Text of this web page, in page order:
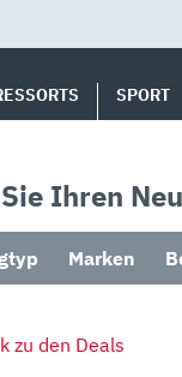
SPORT
Ihren
Marken
zu den Deals